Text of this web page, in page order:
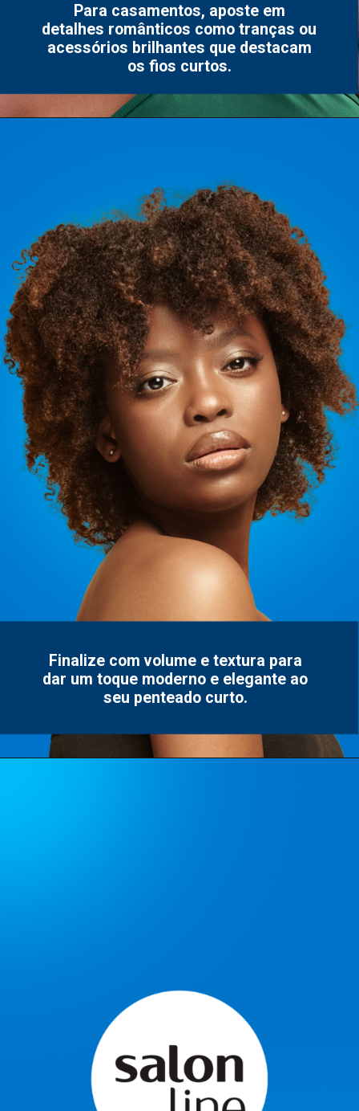
Para casamentos, aposte em
detalhes românticos como tranças ou
acessórios brilhantes que destacam
os fios curtos.
Finalize com volume e textura para
dar um toque moderno e elegante ao
seu penteado curto.